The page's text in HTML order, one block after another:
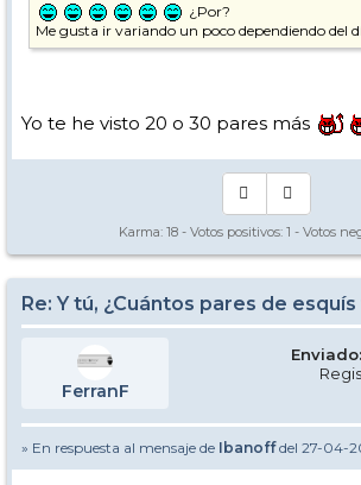
¿Por?
Me gusta ir variando un poco dependiendo del
Yo te he visto 20 o 30 pares más
Karma: 18 - Votos positivos: 1 - Votos
Re: Y tú, ¿Cuántos pares de
FerranF
» En respuesta al mensaje de Ibanoffdel 27-04-